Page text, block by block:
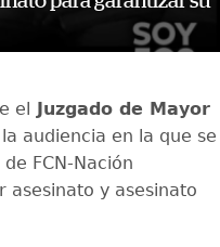
el
Juzgado de Mayor
audiencia en la que se
FCN-Nación
asesinato y asesinato